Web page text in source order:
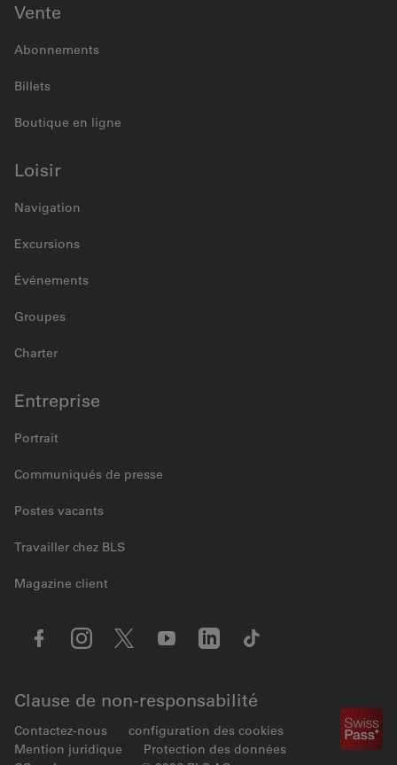
Vente
Abonnements
Billets
Boutique en ligne
Loisir
Navigation
Excursions
Événements
Groupes
Charter
Entreprise
Portrait
Communiqués de presse
Postes vacants
Travailler chez BLS
Magazine client
Clause de non-responsabilité
Contactez-nous
configuration des cookies
Mention juridique
Protection des données